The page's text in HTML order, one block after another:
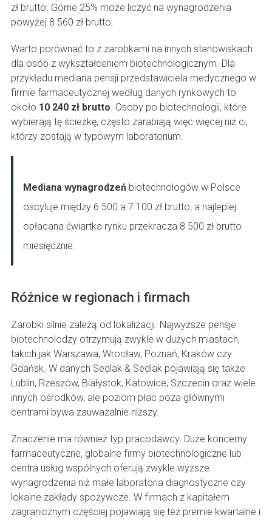
zł brutto. Górne 25% może liczyć na wynagrodzenia
powyżej 8 560 zł brutto.
Warto porównać to z zarobkami na innych stanowiskach
dla osób z wykształceniem biotechnologicznym. Dla
przykładu mediana pensji przedstawiciela medycznego w
firmie farmaceutycznej według danych rynkowych to
około 10 240 zł brutto. Osoby po biotechnologii, które
wybierają tę ścieżkę, często zarabiają więc więcej niż ci,
którzy zostają w typowym laboratorium.
Mediana wynagrodzeńbiotechnologów w Polsce
oscyluje między 6 500 a 7 100 zł brutto, a najlepiej
opłacana ćwiartka rynku przekracza 8 500 zł brutto
miesięcznie.
Różnice w regionach i firmach
Zarobki silnie zależą od lokalizacji. Najwyższe pensje
biotechnolodzy otrzymują zwykle w dużych miastach,
takich jak Warszawa, Wrocław, Poznań, Kraków czy
Gdańsk. W danych Sedlak & Sedlak pojawiają się także
Lublin, Rzeszów, Białystok, Katowice, Szczecin oraz wiele
innych ośrodków, ale poziom płac poza głównymi
centrami bywa zauważalnie niższy.
Znaczenie ma również typ pracodawcy. Duże koncerny
farmaceutyczne, globalne firmy biotechnologiczne lub
centra usług wspólnych oferują zwykle wyższe
wynagrodzenia niż małe laboratoria diagnostyczne czy
lokalne zakłady spożywcze. W firmach z kapitałem
zagranicznym częściej pojawiają się też premie kwartalne i